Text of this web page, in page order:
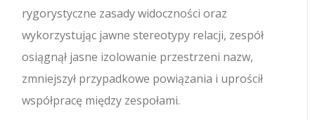
rygorystyczne zasady widoczności oraz
wykorzystując jawne stereotypy relacji, zespół
osiągnął jasne izolowanie przestrzeni nazw,
zmniejszył przypadkowe powiązania i uprościł
współpracę między zespołami.